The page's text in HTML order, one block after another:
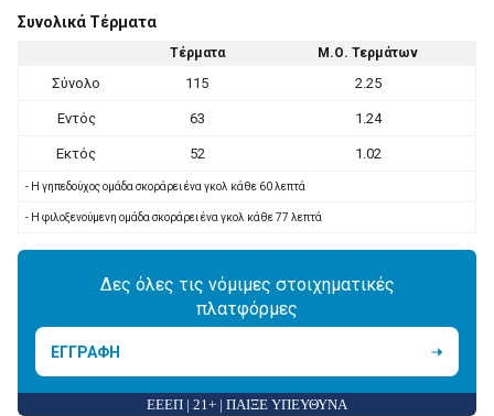
Συνολικά Τέρματα
Τέρματα Μ.Ο. Τερμάτων
Σύνολο 115 2.25
Εντός 63 1.24
Εκτός 52 1.02
- Η γηπεδούχος ομάδα σκοράρει ένα γκολ κάθε 60 λεπτά
- Η φιλοξενούμενη ομάδα σκοράρει ένα γκολ κάθε 77 λεπτά
Δες όλες τις νόμιμες στοιχηματικές
πλατφόρμες
ΕΓΓΡΑΦΗ
ΕΕΕΠ | 21+ | ΠΑΙΞΕ ΥΠΕΥΘΥΝΑ